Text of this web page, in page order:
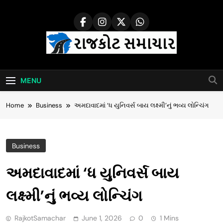
Rajkot Samachar
MENU
Home Business અમદાવાદમાં ‘ધ યુનિવર્સ બાય લક્ષ્મી’નું ભવ્ય લોન્ચિંગ
Business
અમદાવાદમાં ‘ધ યુનિવર્સ બાય
લક્ષ્મી’નું ભવ્ય લોન્ચિંગ
RajkotSamachar June 1, 2026 0 1 Mins